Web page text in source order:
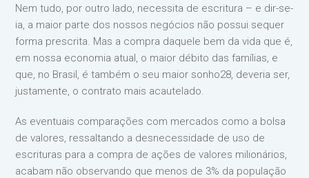
Nem tudo, por outro lado, necessita de escritura – e dir-se-
ia, a maior parte dos nossos negócios não possui sequer
forma prescrita. Mas a compra daquele bem da vida que é,
em nossa economia atual, o maior débito das famílias, e
que, no Brasil, é também o seu maior sonho28, deveria ser,
justamente, o contrato mais acautelado.
As eventuais comparações com mercados como a bolsa
de valores, ressaltando a desnecessidade de uso de
escrituras para a compra de ações de valores milionários,
acabam não observando que menos de 3% da população